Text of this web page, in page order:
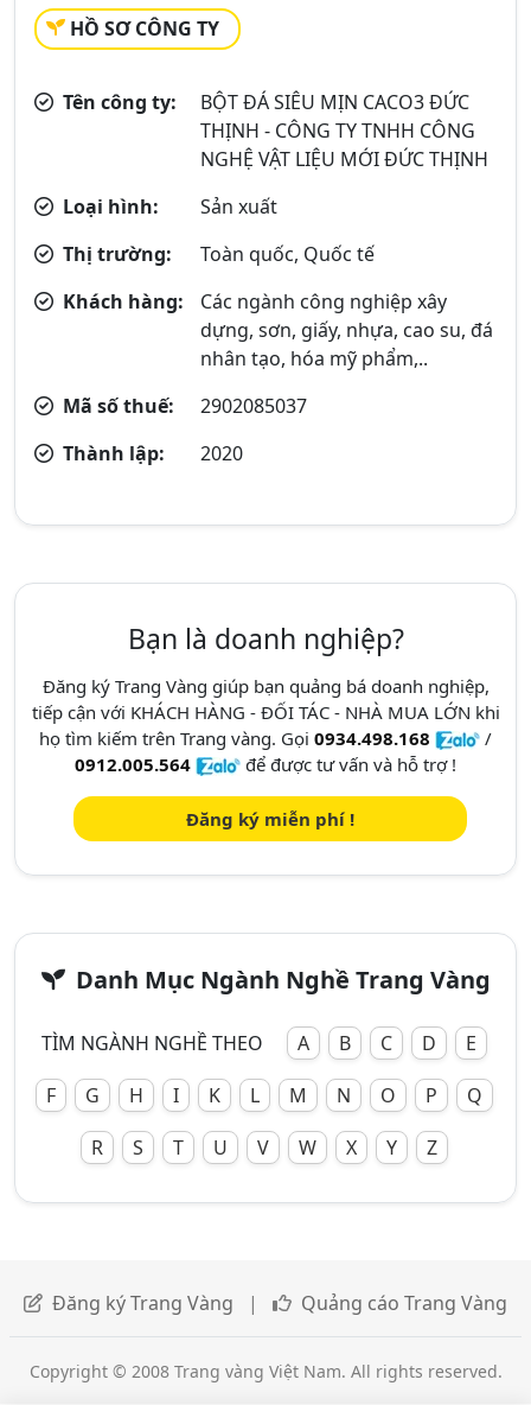
HỒ SƠ CÔNG TY
Tên công ty:
BỘT ĐÁ SIÊU MỊN CACO3 ĐỨC
THỊNH - CÔNG TY TNHH CÔNG
NGHỆ VẬT LIỆU MỚI ĐỨC THỊNH
Loại hình:
Sản xuất
Thị trường:
Toàn quốc, Quốc tế
Khách hàng:
Các ngành công nghiệp xây
dựng, sơn, giấy, nhựa, cao su, đá
nhân tạo, hóa mỹ phẩm,..
Mã số thuế:
2902085037
Thành lập:
2020
Bạn là doanh nghiệp?
Đăng ký Trang Vàng giúp bạn quảng bá doanh nghiệp,
tiếp cận với KHÁCH HÀNG - ĐỐI TÁC - NHÀ MUA LỚN khi
họ tìm kiếm trên Trang vàng. Gọi 0934.498.168
/
0912.005.564
để được tư vấn và hỗ trợ !
Đăng ký miễn phí !
Danh Mục Ngành Nghề Trang Vàng
TÌM NGÀNH NGHỀ THEO A B C D
E
F
G H I K L M N O P
Q
R
S T U V W X Y Z
Đăng ký Trang Vàng | Quảng cáo Trang Vàng
Copyright © 2008 Trang vàng Việt Nam. All rights reserved.